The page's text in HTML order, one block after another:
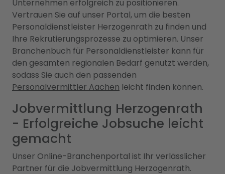
Unternehmen erfolgreich zu positionieren.
Vertrauen Sie auf unser Portal, um die besten
Personaldienstleister Herzogenrath zu finden und
Ihre Rekrutierungsprozesse zu optimieren. Unser
Branchenbuch für Personaldienstleister kann für
den gesamten regionalen Bedarf genutzt werden,
sodass Sie auch den passenden
Personalvermittler Aachen leicht finden können.
Jobvermittlung Herzogenrath
- Erfolgreiche Jobsuche leicht
gemacht
Unser Online-Branchenportal ist Ihr verlässlicher
Partner für die Jobvermittlung Herzogenrath.